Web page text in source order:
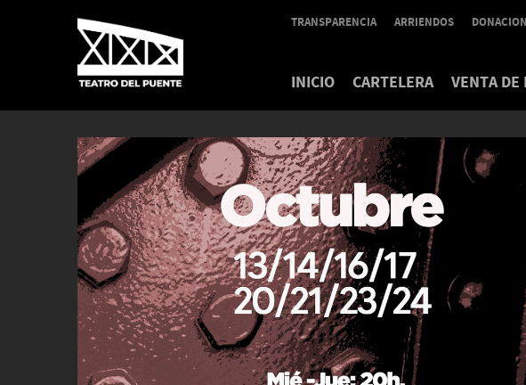
TRANSPARENCIA ARRIENDOS
INICIO CARTELERA VENTA DE